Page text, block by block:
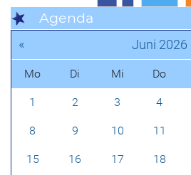
Agenda
« Juni 2026
Mo Di Mi Do
1 2 3 4
8 9 10 11
15 16 17 18